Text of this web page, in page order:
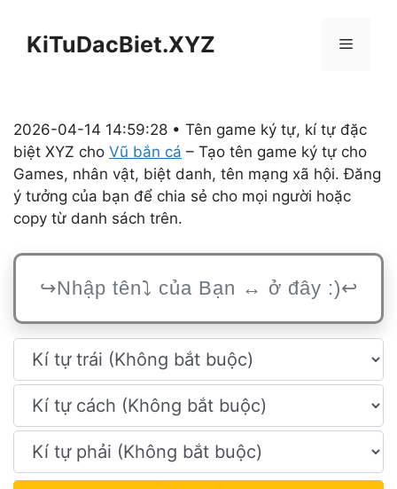
KiTuDacBiet.XYZ Menu
2026-04-14 14:59:28 • Tên game ký tự, kí tự đặc
biệt XYZ cho Vũ bắn cá – Tạo tên game ký tự cho
Games, nhân vật, biệt danh, tên mạng xã hội. Đăng
ý tưởng của bạn để chia sẻ cho mọi người hoặc
copy từ danh sách trên.